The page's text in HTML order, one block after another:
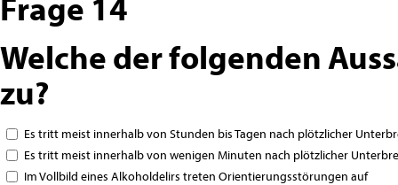
Welche der folgenden
zu?
Es tritt meist innerhalb von Stunden bis Tagen nach plötzlicher
Es tritt meist innerhalb von wenigen Minuten nach plötzlicher
Im Vollbild eines Alkoholdelirs treten Orientierungsstörungen auf